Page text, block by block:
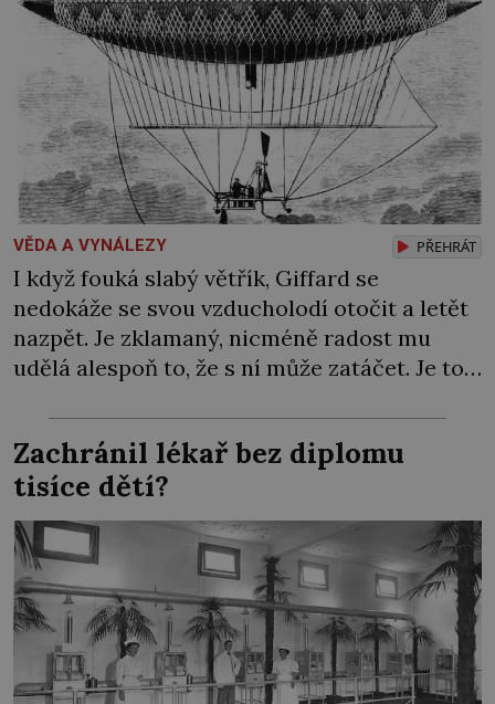
VĚDA A VYNÁLEZY PŘEHRÁT
I když fouká slabý větřík, Giffard se
nedokáže se svou vzducholodí otočit a letět
nazpět. Je zklamaný, nicméně radost mu
udělá alespoň to, že s ní může zatáčet. Je to
není hloupým výmyslem. Chce to jen víc
času a peněz, aby ji byl schopen sestrojit…
Síla páry ho […]
Zachránil lékař bez diplomu
tisíce dětí?